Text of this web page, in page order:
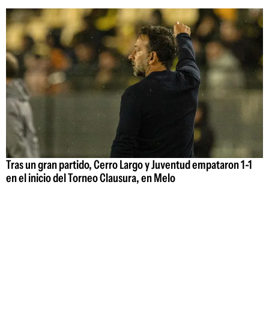
Tras un gran partido, Cerro Largo y Juventud empataron 1-1
en el inicio del Torneo Clausura, en Melo